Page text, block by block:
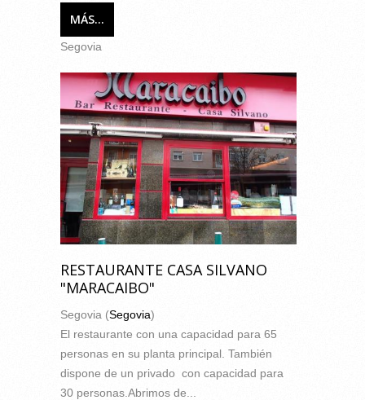
MÁS...
Segovia
RESTAURANTE CASA SILVANO
"MARACAIBO"
Segovia (Segovia)
El restaurante con una capacidad para 65
personas en su planta principal. También
dispone de un privado con capacidad para
30 personas.Abrimos de...